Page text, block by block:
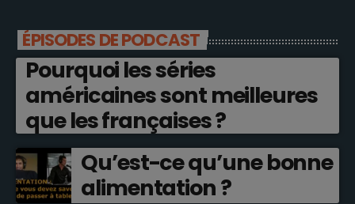
ÉPISODES DE PODCAST
Pourquoi les séries
américaines sont meilleures
que les françaises ?
Qu’est-ce qu’une bonne
alimentation ?